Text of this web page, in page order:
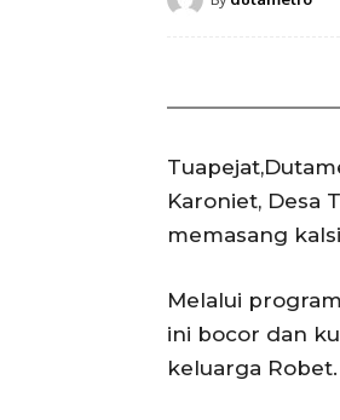
Karoniet, Desa
memasang
Melalui
ini bocor dan
keluarga Robet.